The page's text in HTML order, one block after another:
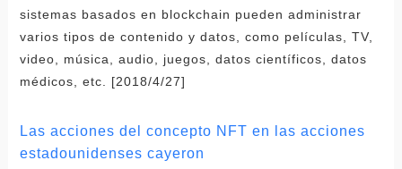
sistemas basados ​​en blockchain pueden administrar
varios tipos de contenido y datos, como películas, TV,
video, música, audio, juegos, datos científicos, datos
médicos, etc. [2018/4/27]
Las acciones del concepto NFT en las acciones
estadounidenses cayeron